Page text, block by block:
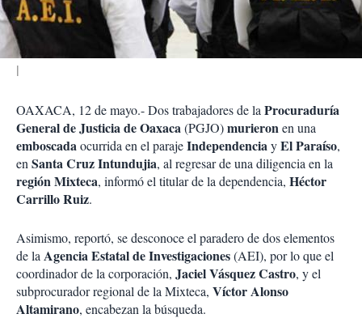
i
r
OAXACA, 12 de mayo.- Dos trabajadores de la Procuraduría
General de Justicia de Oaxaca(PGJO)murieronen una
emboscadaocurrida en el parajeIndependenciayEl Paraíso,
en Santa Cruz Intundujia, al regresar de una diligencia en la
región Mixteca, informó el titular de la dependencia, Héctor
Carrillo Ruiz.
Asimismo, reportó, se desconoce el paradero de dos elementos
de la Agencia Estatal de Investigaciones(AEI), por lo que el
coordinador de la corporación, Jaciel Vásquez Castro, y el
subprocurador regional de la Mixteca, Víctor Alonso
Altamirano, encabezan la búsqueda.